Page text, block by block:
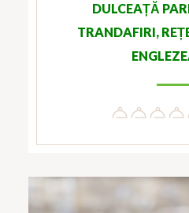
DULCEAȚĂ
TRANDAFIRI,